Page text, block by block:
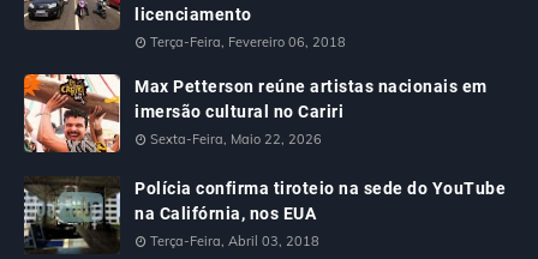
licenciamento
Terça-Feira, Fevereiro 06, 2018
Max Petterson reúne artistas nacionais em
imersão cultural no Cariri
Sexta-Feira, Maio 22, 2026
Polícia confirma tiroteio na sede do YouTube
na Califórnia, nos EUA
Terça-Feira, Abril 03, 2018